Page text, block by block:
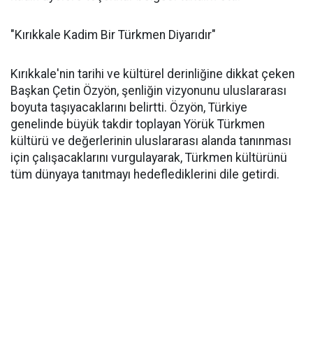
"Kırıkkale Kadim Bir Türkmen Diyarıdır"
Kırıkkale'nin tarihi ve kültürel derinliğine dikkat çeken
Başkan Çetin Özyön, şenliğin vizyonunu uluslararası
boyuta taşıyacaklarını belirtti. Özyön, Türkiye
genelinde büyük takdir toplayan Yörük Türkmen
kültürü ve değerlerinin uluslararası alanda tanınması
için çalışacaklarını vurgulayarak, Türkmen kültürünü
tüm dünyaya tanıtmayı hedeflediklerini dile getirdi.